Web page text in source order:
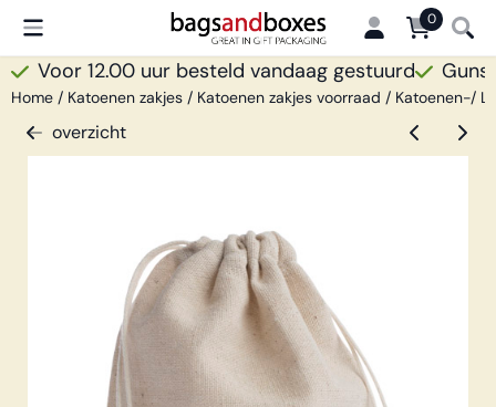
Cookievoorkeuren zijn beschikbaar. Kies instellingen of sta
0
Voor 12.00 uur besteld vandaag gestuurd
Home / Katoenen zakjes / Katoenen zakjes voorraad / Katoenen-/
overzicht